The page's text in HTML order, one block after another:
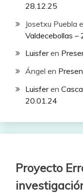
28.12.25
Josetxu Puebla
Valdecebollas –
Luisferen
Ángel en
Luisferen
20.01.24
Proyecto